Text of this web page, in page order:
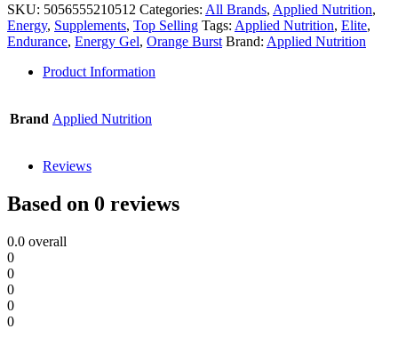
SKU: 5056555210512 Categories: All Brands, Applied Nutrition,
Energy, Supplements, Top Selling Tags: Applied Nutrition, Elite,
Endurance, Energy Gel, Orange Burst Brand: Applied Nutrition
Product Information
Brand Applied Nutrition
Reviews
Based on 0 reviews
0.0 overall
0
0
0
0
0